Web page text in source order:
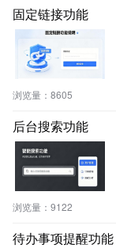
固定链接功能
浏览量： 8605
后台搜索功能
浏览量： 9122
待办事项提醒功能